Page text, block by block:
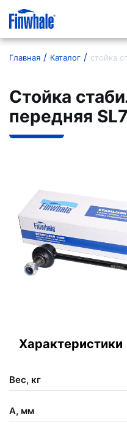
Главная Каталог стойка
Стойка
передняя
Характеристики
Вес, кг
A, мм